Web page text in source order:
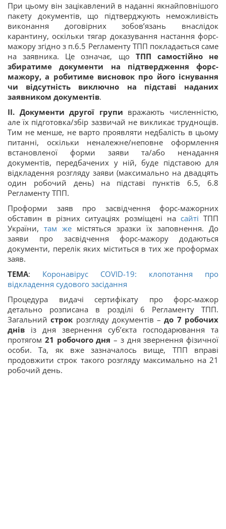
При цьому він зацікавлений в наданні якнайповнішого
пакету документів, що підтверджують неможливість
виконання договірних зобов’язань внаслідок
карантину, оскільки тягар доказування настання форс-
мажору згідно з п.6.5 Регламенту ТПП покладається саме
на заявника. Це означає, що ТПП самостійно не
збиратиме документи на підтвердження форс-
мажору, а робитиме висновок про його існування
чи відсутність виключно на підставі наданих
заявником документів.
ІІ. Документи другої групи вражають численністю,
але їх підготовка/збір зазвичай не викликає труднощів.
Тим не менше, не варто проявляти недбалість в цьому
питанні, оскільки неналежне/неповне оформлення
встановленої форми заяви та/або ненадання
документів, передбачених у ній, буде підставою для
відкладення розгляду заяви (максимально на двадцять
один робочий день) на підставі пунктів 6.5, 6.8
Регламенту ТПП.
Проформи заяв про засвідчення форс-мажорних
обставин в різних ситуаціях розміщені на сайті ТПП
України,там же містяться зразки їх заповнення. До
заяви про засвідчення форс-мажору додаються
документи, перелік яких міститься в тих же проформах
заяв.
ТЕМА: Коронавірус COVID-19: клопотання про
відкладення судового засідання
Процедура видачі сертифікату про форс-мажор
детально розписана в розділі 6 Регламенту ТПП.
Загальнийстрок розгляду документів –до 7 робочих
днів із дня звернення суб’єкта господарювання та
протягом 21 робочого дня – з дня звернення фізичної
особи. Та, як вже зазначалось вище, ТПП вправі
продовжити строк такого розгляду максимально на 21
робочий день.